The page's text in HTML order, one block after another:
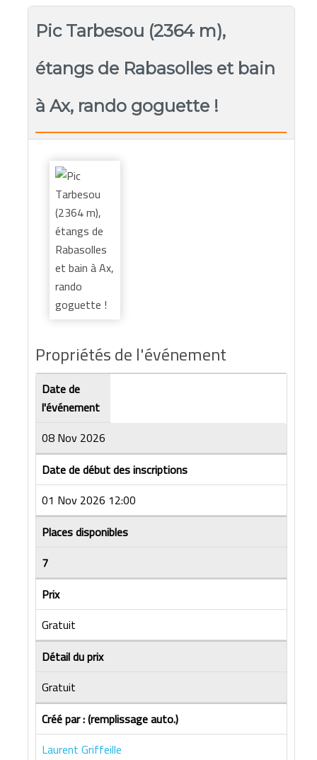
Pic Tarbesou (2364 m),
étangs de Rabasolles et bain
à Ax, rando goguette !
Propriétés de l'événement
Date de
l'événement
08 Nov 2026
Date de début des inscriptions
01 Nov 2026 12:00
Places disponibles
7
Prix
Gratuit
Détail du prix
Gratuit
Créé par : (remplissage auto.)
Laurent Griffeille